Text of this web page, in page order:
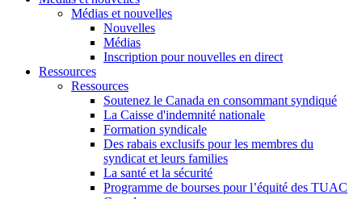
Médias et nouvelles
Nouvelles
Médias
Inscription pour nouvelles en direct
Ressources
Ressources
Soutenez le Canada en consommant syndiqué
La Caisse d'indemnité nationale
Formation syndicale
Des rabais exclusifs pour les membres du
syndicat et leurs families
La santé et la sécurité
Programme de bourses pour l’équité des TUAC